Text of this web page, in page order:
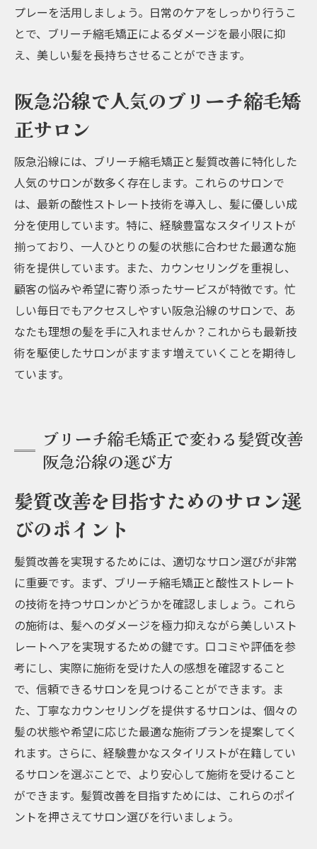
プレーを活用しましょう。日常のケアをしっかり行うこ
とで、ブリーチ縮毛矯正によるダメージを最小限に抑
え、美しい髪を長持ちさせることができます。
阪急沿線で人気のブリーチ縮毛矯
正サロン
阪急沿線には、ブリーチ縮毛矯正と髪質改善に特化した
人気のサロンが数多く存在します。これらのサロンで
は、最新の酸性ストレート技術を導入し、髪に優しい成
分を使用しています。特に、経験豊富なスタイリストが
揃っており、一人ひとりの髪の状態に合わせた最適な施
術を提供しています。また、カウンセリングを重視し、
顧客の悩みや希望に寄り添ったサービスが特徴です。忙
しい毎日でもアクセスしやすい阪急沿線のサロンで、あ
なたも理想の髪を手に入れませんか？これからも最新技
術を駆使したサロンがますます増えていくことを期待し
ています。
ブリーチ縮毛矯正で変わる髪質改善
阪急沿線の選び方
髪質改善を目指すためのサロン選
びのポイント
髪質改善を実現するためには、適切なサロン選びが非常
に重要です。まず、ブリーチ縮毛矯正と酸性ストレート
の技術を持つサロンかどうかを確認しましょう。これら
の施術は、髪へのダメージを極力抑えながら美しいスト
レートヘアを実現するための鍵です。口コミや評価を参
考にし、実際に施術を受けた人の感想を確認すること
で、信頼できるサロンを見つけることができます。ま
た、丁寧なカウンセリングを提供するサロンは、個々の
髪の状態や希望に応じた最適な施術プランを提案してく
れます。さらに、経験豊かなスタイリストが在籍してい
るサロンを選ぶことで、より安心して施術を受けること
ができます。髪質改善を目指すためには、これらのポイ
ントを押さえてサロン選びを行いましょう。